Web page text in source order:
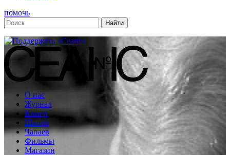
помочь
О нас
Журнал
Книги
Школа
Чапаев
Фильмы
Магазин